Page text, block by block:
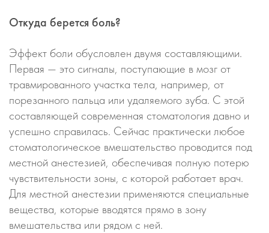
Откуда берется боль?
Эффект боли обусловлен двумя составляющими.
Первая — это сигналы, поступающие в мозг от
травмированного участка тела, например, от
порезанного пальца или удаляемого зуба. С этой
составляющей современная стоматология давно и
успешно справилась. Сейчас практически любое
стоматологическое вмешательство проводится под
местной анестезией, обеспечивая полную потерю
чувствительности зоны, с которой работает врач.
Для местной анестезии применяются специальные
вещества, которые вводятся прямо в зону
вмешательства или рядом с ней.